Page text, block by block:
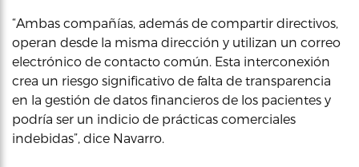
“Ambas compañías, además de compartir directivos,
operan desde la misma dirección y utilizan un correo
electrónico de contacto común. Esta interconexión
crea un riesgo significativo de falta de transparencia
en la gestión de datos financieros de los pacientes y
podría ser un indicio de prácticas comerciales
indebidas”, dice Navarro.